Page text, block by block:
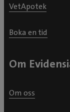
VetApotek
Boka en tid
Om
Om oss